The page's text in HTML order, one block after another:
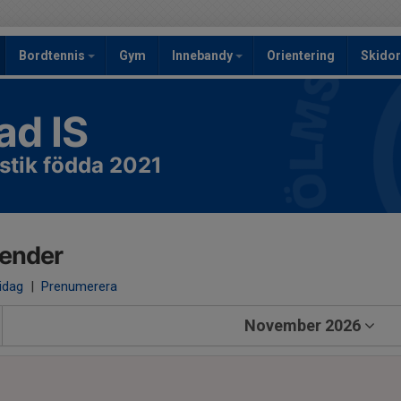
Bordtennis Gym Innebandy Orientering Skidor
IS
födda 2021
| Prenumerera
November 2026